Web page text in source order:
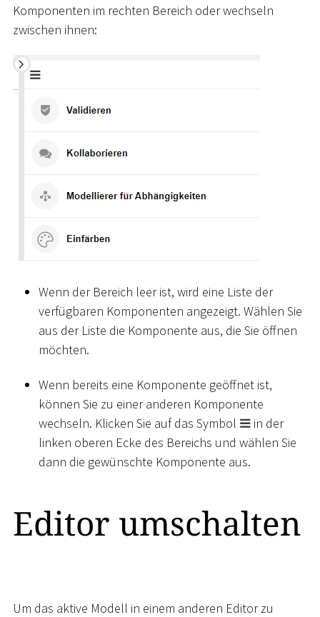
Komponenten im rechten Bereich oder wechseln
zwischen ihnen:
Wenn der Bereich leer ist, wird eine Liste der
verfügbaren Komponenten angezeigt. Wählen Sie
aus der Liste die Komponente aus, die Sie öffnen
möchten.
Wenn bereits eine Komponente geöffnet ist,
können Sie zu einer anderen Komponente
wechseln. Klicken Sie auf das Symbol
in der
linken oberen Ecke des Bereichs und wählen Sie
dann die gewünschte Komponente aus.
Editor umschalten
Um das aktive Modell in einem anderen Editor zu